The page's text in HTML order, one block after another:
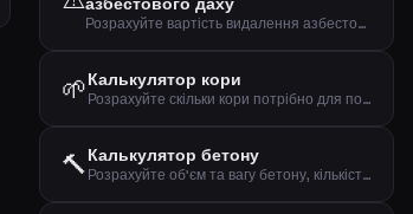
Розрахуйте вартість видалення азбестового даху та встановлення нового
🌱Калькулятор кори
Розрахуйте скільки кори потрібно для покриття клумб та доріжок
🔨Калькулятор бетону
Розрахуйте об'єм та вагу бетону, кількість цементу, піску та каменю